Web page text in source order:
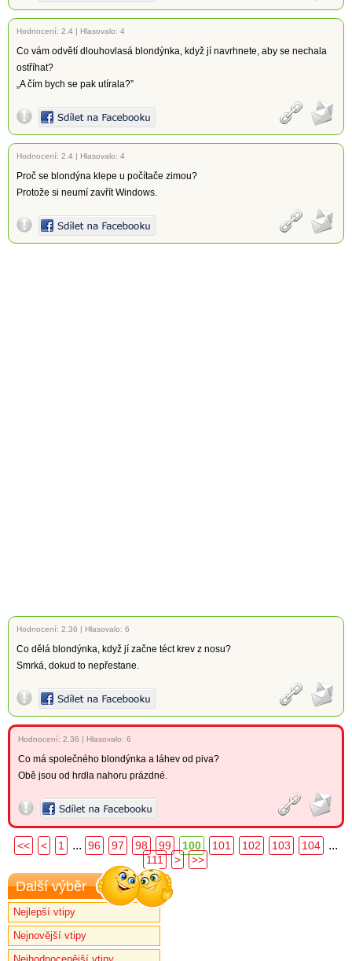
Hodnocení: 2.4 | Hlasovalo: 4
Co vám odvětí dlouhovlasá blondýnka, když jí navrhnete, aby se nechala
ostříhat?
„A čím bych se pak utírala?”
Hodnocení: 2.4 | Hlasovalo: 4
Proč se blondýna klepe u počítače zimou?
Protože si neumí zavřít Windows.
Hodnocení: 2.36 | Hlasovalo: 6
Co dělá blondýnka, když jí začne téct krev z nosu?
Smrká, dokud to nepřestane.
Hodnocení: 2.36 | Hlasovalo: 6
Co má společného blondýnka a láhev od piva?
Obě jsou od hrdla nahoru prázdné.
<< < 1 ... 96 97 98 99 100 101 102 103 104 ...
111 > >>
Další výběr
Nejlepší vtipy
Nejnovější vtipy